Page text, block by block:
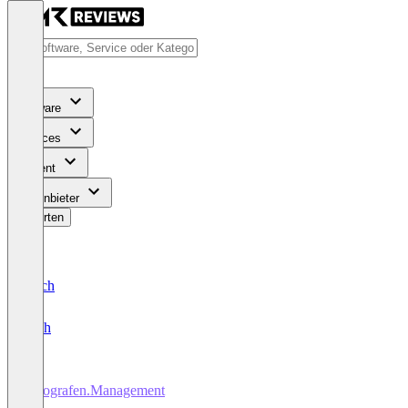
Software
Services
Content
Für Anbieter
Bewerten
Deutsch
English
Fotografen.Management